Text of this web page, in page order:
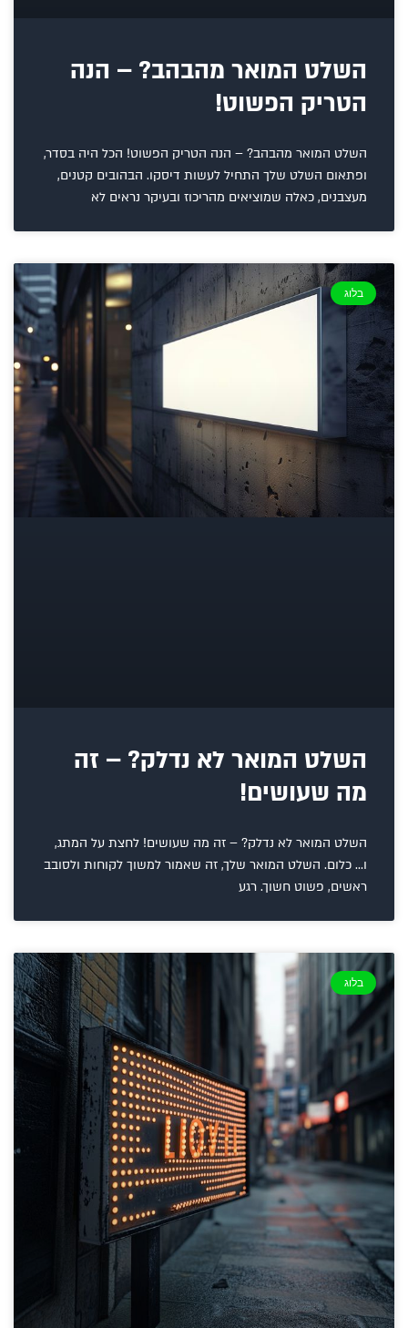
השלט המואר מהבהב? – הנה
הטריק הפשוט!
השלט המואר מהבהב? – הנה הטריק הפשוט! הכל היה בסדר,
ופתאום השלט שלך התחיל לעשות דיסקו. הבהובים קטנים,
מעצבנים, כאלה שמוציאים מהריכוז ובעיקר נראים לא
בלוג
השלט המואר לא נדלק? – זה
מה שעושים!
השלט המואר לא נדלק? – זה מה שעושים! לחצת על המתג,
ו… כלום. השלט המואר שלך, זה שאמור למשוך לקוחות ולסובב
ראשים, פשוט חשוך. רגע
בלוג